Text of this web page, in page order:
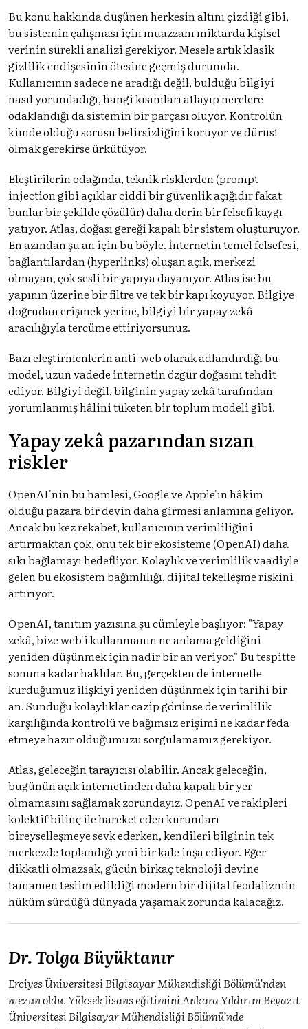
Bu konu hakkında düşünen herkesin altını çizdiği gibi,
bu sistemin çalışması için muazzam miktarda kişisel
verinin sürekli analizi gerekiyor. Mesele artık klasik
gizlilik endişesinin ötesine geçmiş durumda.
Kullanıcının sadece ne aradığı değil, bulduğu bilgiyi
nasıl yorumladığı, hangi kısımları atlayıp nerelere
odaklandığı da sistemin bir parçası oluyor. Kontrolün
kimde olduğu sorusu belirsizliğini koruyor ve dürüst
olmak gerekirse ürkütüyor.
Eleştirilerin odağında, teknik risklerden (prompt
injection gibi açıklar ciddi bir güvenlik açığıdır fakat
bunlar bir şekilde çözülür) daha derin bir felsefi kaygı
yatıyor. Atlas, doğası gereği kapalı bir sistem oluşturuyor.
En azından şu an için bu böyle. İnternetin temel felsefesi,
bağlantılardan (hyperlinks) oluşan açık, merkezi
olmayan, çok sesli bir yapıya dayanıyor. Atlas ise bu
yapının üzerine bir filtre ve tek bir kapı koyuyor. Bilgiye
doğrudan erişmek yerine, bilgiyi bir yapay zekâ
aracılığıyla tercüme ettiriyorsunuz.
Bazı eleştirmenlerin anti-web olarak adlandırdığı bu
model, uzun vadede internetin özgür doğasını tehdit
ediyor. Bilgiyi değil, bilginin yapay zekâ tarafından
yorumlanmış hâlini tüketen bir toplum modeli gibi.
Yapay zekâ pazarından sızan
riskler
OpenAI'nin bu hamlesi, Google ve Apple'ın hâkim
olduğu pazara bir devin daha girmesi anlamına geliyor.
Ancak bu kez rekabet, kullanıcının verimliliğini
artırmaktan çok, onu tek bir ekosisteme (OpenAI) daha
sıkı bağlamayı hedefliyor. Kolaylık ve verimlilik vaadiyle
gelen bu ekosistem bağımlılığı, dijital tekelleşme riskini
artırıyor.
OpenAI, tanıtım yazısına şu cümleyle başlıyor: "Yapay
zekâ, bize web'i kullanmanın ne anlama geldiğini
yeniden düşünmek için nadir bir an veriyor." Bu tespitte
sonuna kadar haklılar. Bu, gerçekten de internetle
kurduğumuz ilişkiyi yeniden düşünmek için tarihi bir
an. Sunduğu kolaylıklar cazip görünse de verimlilik
karşılığında kontrolü ve bağımsız erişimi ne kadar feda
etmeye hazır olduğumuzu sorgulamamız gerekiyor.
Atlas, geleceğin tarayıcısı olabilir. Ancak geleceğin,
bugünün açık internetinden daha kapalı bir yer
olmamasını sağlamak zorundayız. OpenAI ve rakipleri
kolektif bilinç ile hareket eden kurumları
bireyselleşmeye sevk ederken, kendileri bilginin tek
merkezde toplandığı yeni bir kale inşa ediyor. Eğer
dikkatli olmazsak, gücün birkaç teknoloji devine
tamamen teslim edildiği modern bir dijital feodalizmin
hüküm sürdüğü dünyada yaşamak zorunda kalacağız.
Dr. Tolga Büyüktanır
Erciyes Üniversitesi Bilgisayar Mühendisliği Bölümü’nden
mezun oldu. Yüksek lisans eğitimini Ankara Yıldırım Beyazıt
Üniversitesi Bilgisayar Mühendisliği Bölümü’nde